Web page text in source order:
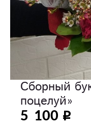
Сборный
поцелуй»
5 100